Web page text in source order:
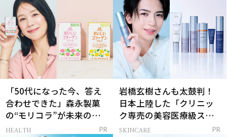
「50代になった今、答え
合わせできた」森永製菓
の“モリコラ”が未来のキ
レイを連れてくる！
HEALTH PR
岩橋玄樹さんも太鼓判！
日本上陸した「クリニッ
ク専売の美容医療級スキ
ンケア」
SKINCARE PR